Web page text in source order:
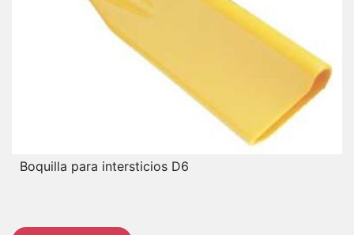
Boquilla para intersticios D6